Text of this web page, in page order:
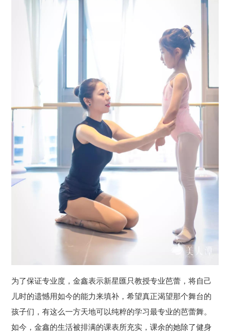
为了保证专业度，金鑫表示新星匯只教授专业芭蕾，将自己
儿时的遗憾用如今的能力来填补，希望真正渴望那个舞台的
孩子们，有这么一方天地可以纯粹的学习最专业的芭蕾舞。
如今，金鑫的生活被排满的课表所充实，课余的她除了健身